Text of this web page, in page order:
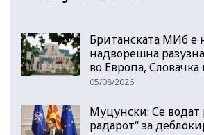
Британската МИ6 е
надворешна
во Европа,
05/08/2026
Муцунски: Се водат
радарот“ за